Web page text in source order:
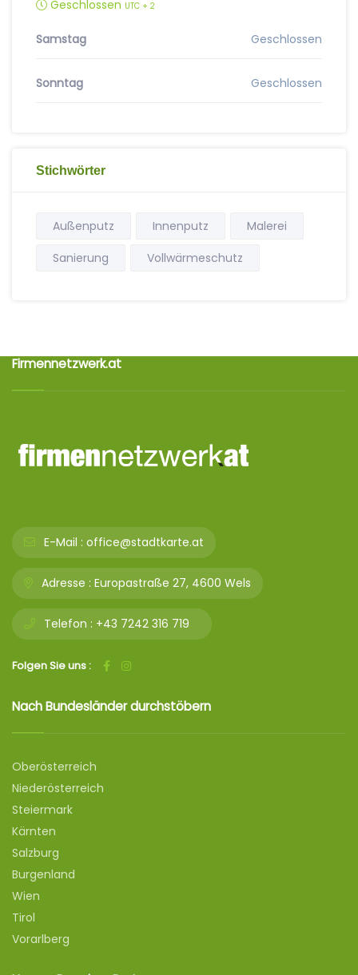
Geschlossen UTC + 2
Samstag Geschlossen
Sonntag Geschlossen
Stichwörter
Außenputz Innenputz
Malerei
Sanierung
Vollwärmeschutz
Firmennetzwerk.at
E-Mail : office@stadtkarte.at
Adresse : Europastraße 27, 4600 Wels
Telefon : +43 7242 316 719
Folgen Sie uns :
Nach Bundesländer durchstöbern
Oberösterreich
Niederösterreich
Steiermark
Kärnten
Salzburg
Burgenland
Wien
Tirol
Vorarlberg